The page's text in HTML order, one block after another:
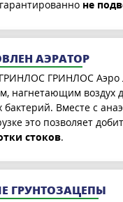
не
АЭРАТОР
ГРИНЛОС Аэро
нагнетающим воздух
бактерий. Вместе с
это позволяет
стоков.
ГРУНТОЗАЦЕПЫ